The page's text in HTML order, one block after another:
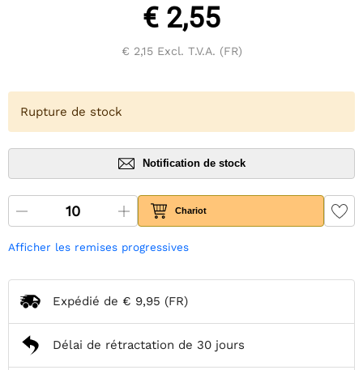
€ 2,55
€ 2,15Excl. T.V.A. (FR)
Rupture de stock
Notification de stock
Chariot
Afficher les remises progressives
Expédié de € 9,95 (FR)
Délai de rétractation de 30 jours